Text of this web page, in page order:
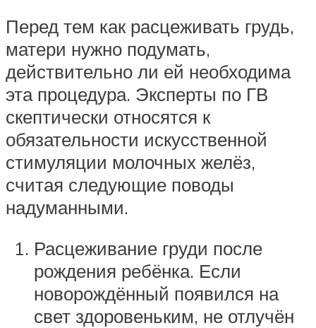
Перед тем как расцеживать грудь,
матери нужно подумать,
действительно ли ей необходима
эта процедура. Эксперты по ГВ
скептически относятся к
обязательности искусственной
стимуляции молочных желёз,
считая следующие поводы
надуманными.
Расцеживание груди после
рождения ребёнка. Если
новорождённый появился на
свет здоровеньким, не отлучён